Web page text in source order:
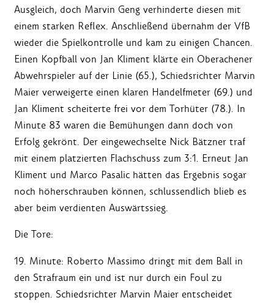
Ausgleich, doch Marvin Geng verhinderte diesen mit
einem starken Reflex. Anschließend übernahm der VfB
wieder die Spielkontrolle und kam zu einigen Chancen.
Einen Kopfball von Jan Kliment klärte ein Oberachener
Abwehrspieler auf der Linie (65.), Schiedsrichter Marvin
Maier verweigerte einen klaren Handelfmeter (69.) und
Jan Kliment scheiterte frei vor dem Torhüter (78.). In
Minute 83 waren die Bemühungen dann doch von
Erfolg gekrönt. Der eingewechselte Nick Bätzner traf
mit einem platzierten Flachschuss zum 3:1. Erneut Jan
Kliment und Marco Pasalic hätten das Ergebnis sogar
noch höherschrauben können, schlussendlich blieb es
aber beim verdienten Auswärtssieg.
Die Tore:
19. Minute: Roberto Massimo dringt mit dem Ball in
den Strafraum ein und ist nur durch ein Foul zu
stoppen. Schiedsrichter Marvin Maier entscheidet